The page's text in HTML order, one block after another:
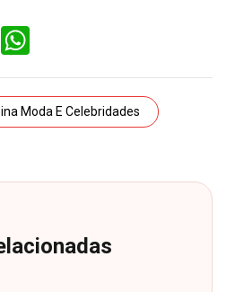
Gmail
Moda E Celebridades